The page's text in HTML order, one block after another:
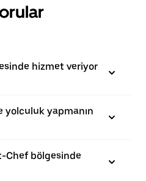
hizmet veriyor
yolculuk yapmanın
Chef bölgesinde